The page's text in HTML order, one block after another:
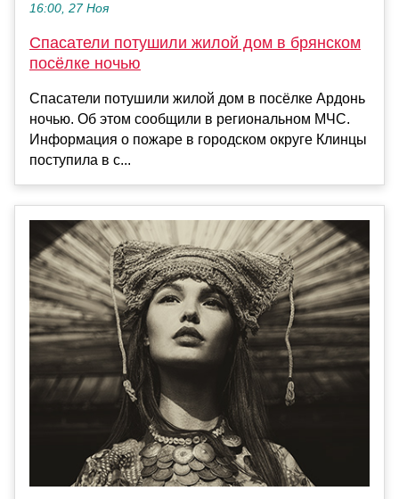
16:00, 27 Ноя
Спасатели потушили жилой дом в брянском
посёлке ночью
Спасатели потушили жилой дом в посёлке Ардонь
ночью. Об этом сообщили в региональном МЧС.
Информация о пожаре в городском округе Клинцы
поступила в с...